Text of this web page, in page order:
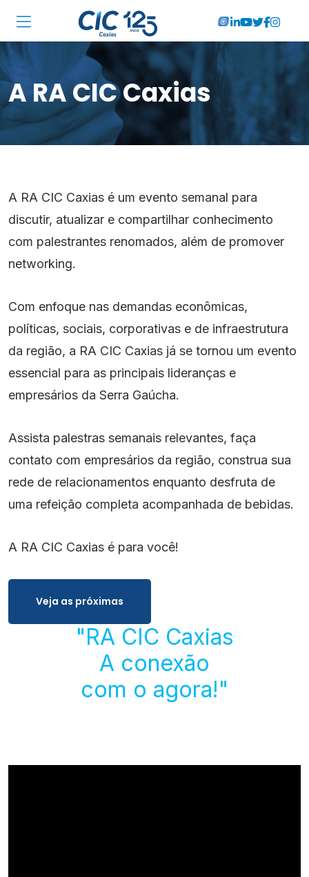
Institucional
Associadas
Soluções
RA CIC Caxias
Eventos
A RA CIC Caxias
A RA CIC Caxias é um evento semanal para
discutir, atualizar e compartilhar conhecimento
com palestrantes renomados, além de promover
networking.
Com enfoque nas demandas econômicas,
políticas, sociais, corporativas e de infraestrutura
da região, a RA CIC Caxias já se tornou um evento
essencial para as principais lideranças e
empresários da Serra Gaúcha.
Assista palestras semanais relevantes, faça
contato com empresários da região, construa sua
rede de relacionamentos enquanto desfruta de
uma refeição completa acompanhada de bebidas.
A RA CIC Caxias é para você!
Veja as próximas
"RA CIC Caxias
A conexão
com o agora!"